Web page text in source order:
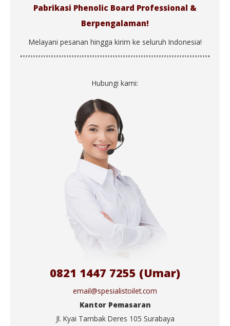
Pabrikasi Phenolic Board Professional &
Berpengalaman!
Melayani pesanan hingga kirim ke seluruh Indonesia!
Hubungi kami:
0821 1447 7255 (Umar)
email@spesialistoilet.com
Kantor Pemasaran
Jl. Kyai Tambak Deres 105 Surabaya